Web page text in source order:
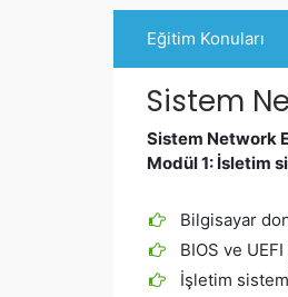
Eğitim Konuları
Sistem
Sistem Network
Modül 1: İsletim
Bilgisayar
BIOS ve UEFI
İşletim